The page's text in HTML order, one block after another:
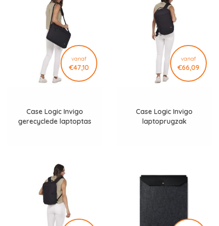
vanaf
€47,10
Case Logic Invigo
gerecyclede laptoptas
vanaf
€66,09
Case Logic Invigo
laptoprugzak